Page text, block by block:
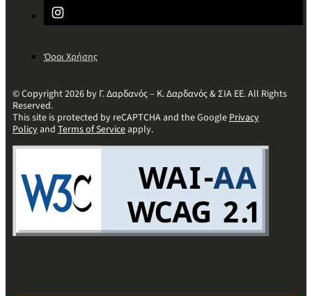
Όροι Χρήσης
© Copyright 2026 by Γ. Δαρδανός – Κ. Δαρδανός & ΣΙΑ ΕΕ. All Rights
Reserved.
This site is protected by reCAPTCHA and the GooglePrivacy
Policyand Terms of Serviceapply.